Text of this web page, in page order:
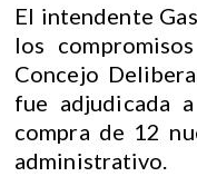
El intendente
los
Concejo
fue adjudicada
compra de 12
administrativo.